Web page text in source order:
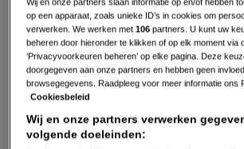
op een apparaat, zoals unieke ID’s in cookies om
verwerken. We werken met106 partners. U kunt uw
beheren door hieronder te klikken of op elk moment via
‘Privacyvoorkeuren beheren’ op elke pagina. Deze
doorgegeven aan onze partners en hebben geen
browsegegevens. Raadpleeg voor meer informatie ons
Cookiesbeleid
Wij en onze partners verwerken
volgende doeleinden: